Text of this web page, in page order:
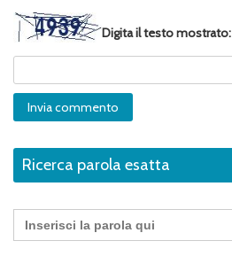
Digita il testo mostrato:
Ricerca parola esatta
Search
for: